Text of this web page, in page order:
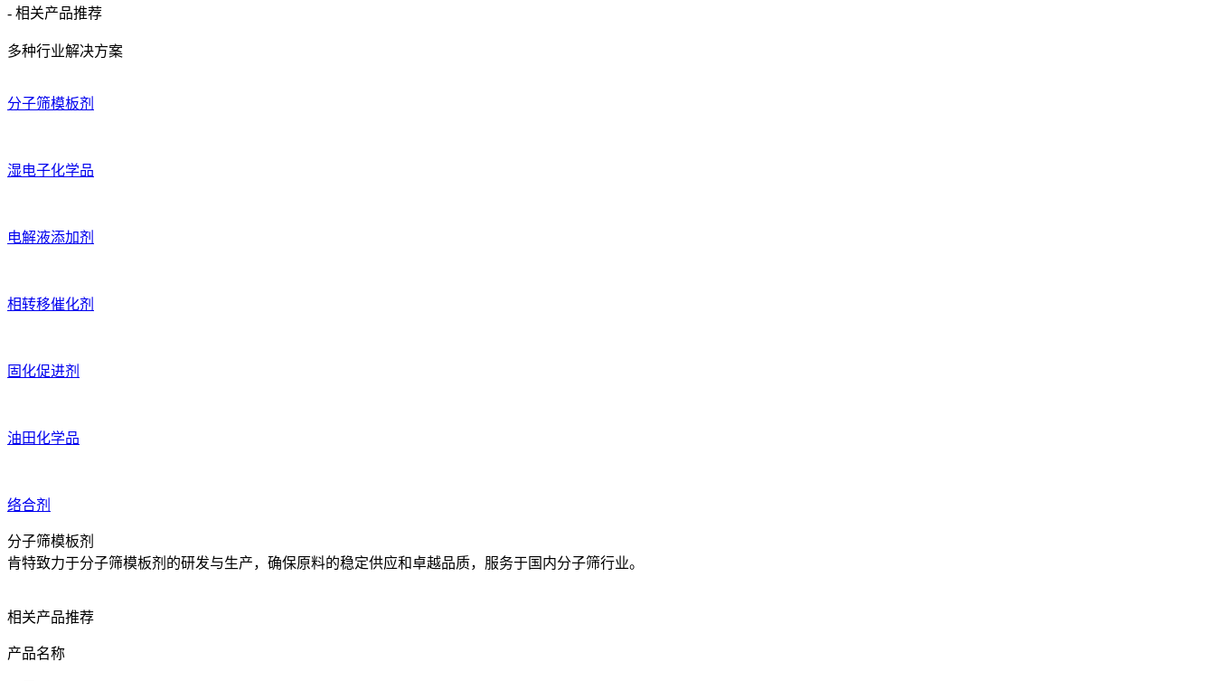
- 相关产品推荐
多种行业解决方案
分子筛模板剂
湿电子化学品
电解液添加剂
相转移催化剂
固化促进剂
油田化学品
络合剂
分子筛模板剂
肯特致力于分子筛模板剂的研发与生产，确保原料的稳定供应和卓越品质，服务于国内分子筛行业。
相关产品推荐
产品名称